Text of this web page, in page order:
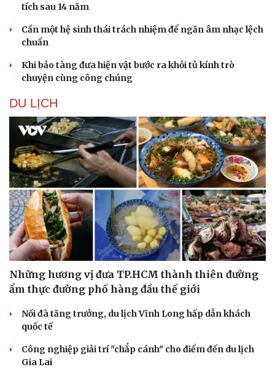
Văn hóa
Sân khấu - Điện ảnh
Văn học
Âm nhạc
Di sản
Giải trí
Nghệ sĩ
Thời trang
Sao Việt
tích sau 14 năm
Cần một hệ sinh thái trách nhiệm để ngăn âm nhạc lệch
chuẩn
Khi bảo tàng đưa hiện vật bước ra khỏi tủ kính trò
chuyện cùng công chúng
DU LỊCH
Những hương vị đưa TP.HCM thành thiên đường
ẩm thực đường phố hàng đầu thế giới
Nối đà tăng trưởng, du lịch Vĩnh Long hấp dẫn khách
quốc tế
Công nghiệp giải trí "chắp cánh" cho điểm đến du lịch
Gia Lai